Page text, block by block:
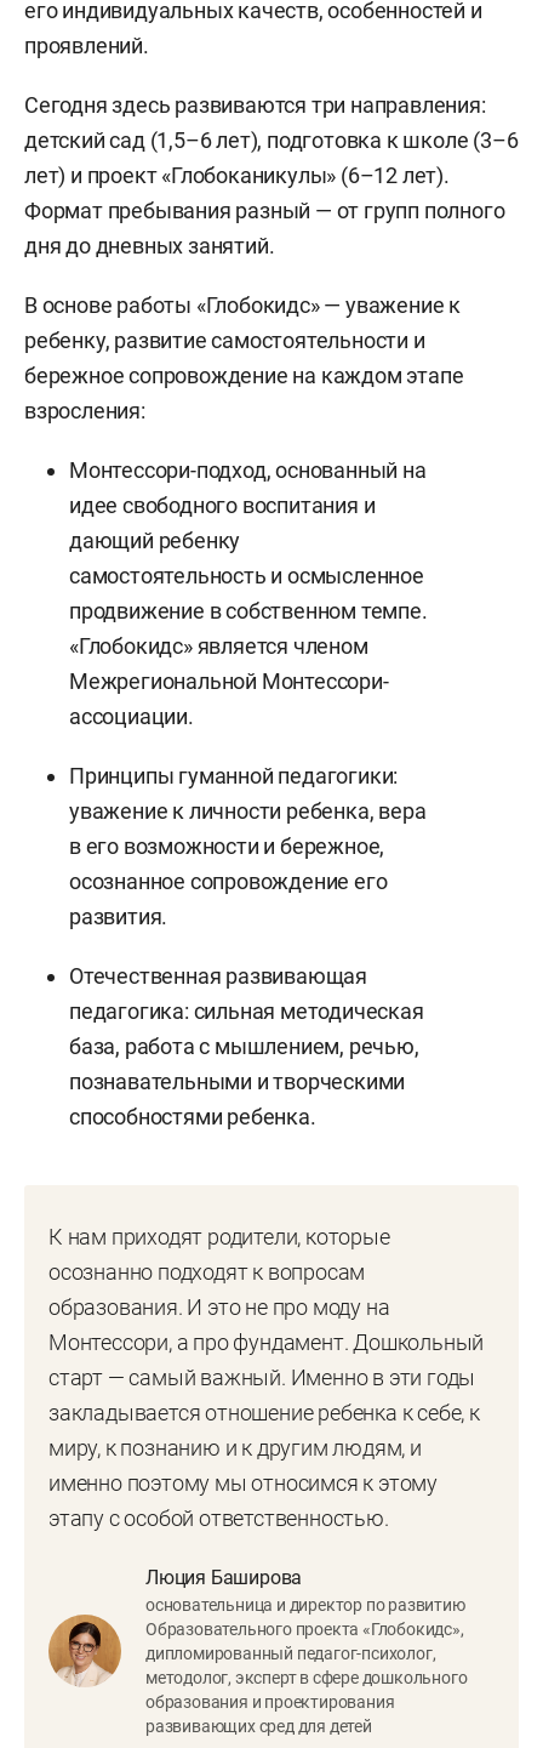
его индивидуальных качеств, особенностей и
проявлений.
Сегодня здесь развиваются три направления:
детский сад (1,5–6 лет), подготовка к школе (3–6
лет) и проект «Глобоканикулы» (6–12 лет).
Формат пребывания разный — от групп полного
дня до дневных занятий.
В основе работы «Глобокидс» — уважение к
ребенку, развитие самостоятельности и
бережное сопровождение на каждом этапе
взросления:
Монтессори-подход, основанный на
идее свободного воспитания и
дающий ребенку
самостоятельность и осмысленное
продвижение в собственном темпе.
«Глобокидс» является членом
Межрегиональной Монтессори-
ассоциации.
Принципы гуманной педагогики:
уважение к личности ребенка, вера
в его возможности и бережное,
осознанное сопровождение его
развития.
Отечественная развивающая
педагогика: сильная методическая
база, работа с мышлением, речью,
познавательными и творческими
способностями ребенка.
К нам приходят родители, которые
осознанно подходят к вопросам
образования. И это не про моду на
Монтессори, а про фундамент. Дошкольный
старт — самый важный. Именно в эти годы
закладывается отношение ребенка к себе, к
миру, к познанию и к другим людям, и
именно поэтому мы относимся к этому
этапу с особой ответственностью.
Люция Баширова
основательница и директор по развитию
Образовательного проекта «Глобокидс»,
дипломированный педагог-психолог,
методолог, эксперт в сфере дошкольного
образования и проектирования
развивающих сред для детей